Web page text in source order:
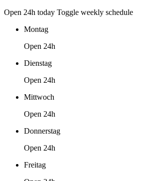
Open 24h today Toggle weekly schedule
Montag
Open 24h
Dienstag
Open 24h
Mittwoch
Open 24h
Donnerstag
Open 24h
Freitag